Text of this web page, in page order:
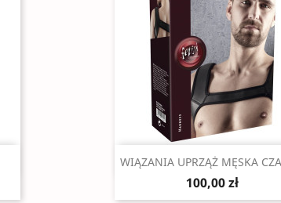
 Szybki podgląd
WIĄZANIA UPRZĄŻ MĘSKA
100,00 zł